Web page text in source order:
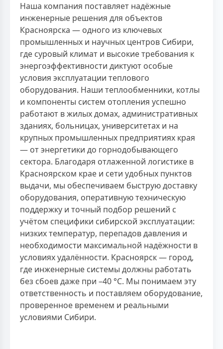
Наша компания поставляет надёжные
инженерные решения для объектов
Красноярска — одного из ключевых
промышленных и научных центров Сибири,
где суровый климат и высокие требования к
энергоэффективности диктуют особые
условия эксплуатации теплового
оборудования. Наши теплообменники, котлы
и компоненты систем отопления успешно
работают в жилых домах, административных
зданиях, больницах, университетах и на
крупных промышленных предприятиях края
— от энергетики до горнодобывающего
сектора. Благодаря отлаженной логистике в
Красноярском крае и сети удобных пунктов
выдачи, мы обеспечиваем быструю доставку
оборудования, оперативную техническую
поддержку и точный подбор решений с
учётом специфики сибирской эксплуатации:
низких температур, перепадов давления и
необходимости максимальной надёжности в
условиях удалённости. Красноярск — город,
где инженерные системы должны работать
без сбоев даже при –40 °C. Мы понимаем эту
ответственность и поставляем оборудование,
проверенное временем и реальными
условиями Сибири.